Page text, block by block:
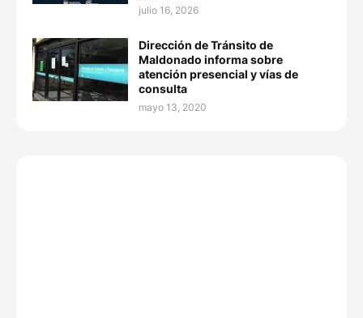
julio 16, 2026
Dirección de Tránsito de
Maldonado informa sobre
atención presencial y vías de
consulta
mayo 13, 2020